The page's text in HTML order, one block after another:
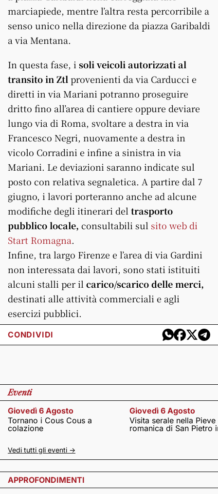
marciapiede, mentre l’altra resta percorribile a
senso unico nella direzione da piazza Garibaldi
a via Mentana.
In questa fase, i soli veicoli autorizzati al
transito in Ztl provenienti da via Carducci e
diretti in via Mariani potranno proseguire
dritto fino all’area di cantiere oppure deviare
lungo via di Roma, svoltare a destra in via
Francesco Negri, nuovamente a destra in
vicolo Corradini e infine a sinistra in via
Mariani. Le deviazioni saranno indicate sul
posto con relativa segnaletica. A partire dal 7
giugno, i lavori porteranno anche ad alcune
modifiche degli itinerari del trasporto
pubblico locale, consultabili sul sito web di
Start Romagna.
Infine, tra largo Firenze e l’area di via Gardini
non interessata dai lavori, sono stati istituiti
alcuni stalli per il carico/scarico delle merci,
destinati alle attività commerciali e agli
esercizi pubblici.
CONDIVIDI
Eventi
Giovedì 6 Agosto
Tornano i Cous Cous a
colazione
Giovedì 6 Agosto
Visita serale nella Pieve
romanica di San Pietro
Vedi tutti gli eventi ->
APPROFONDIMENTI